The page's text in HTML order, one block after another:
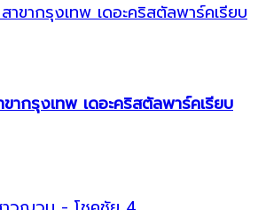
ากรุงเทพ เดอะคริสตัลพาร์คเรียบ